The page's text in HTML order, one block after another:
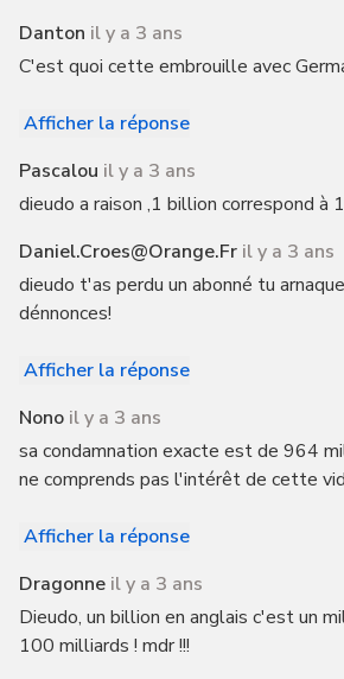
Danton il y a 3 ans
C'est quoi cette embrouille avec
Afficher la réponse
Pascalou il y a 3 ans
dieudo a raison ,1 billion correspond à
Daniel.croes@orange.fr il y a 3 ans
dieudo t'as perdu un abonné tu
dénnonces!
Afficher la réponse
Nono il y a 3 ans
sa condamnation exacte est de 964
ne comprends pas l'intérêt de cette
Afficher la réponse
Dragonne il y a 3 ans
Dieudo, un billion en anglais c'est un
100 milliards ! mdr !!!